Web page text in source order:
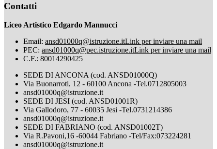
Contatti
Liceo Artistico Edgardo Mannucci
Email: ansd01000q@istruzione.itLink per inviare una mail
PEC: ansd01000q@pec.istruzione.itLink per inviare una mail
C.F.: 80014290425
SEDE DI ANCONA (cod. ANSD01000Q)
Via Buonarroti, 12 - 60100 Ancona -Tel.0712805003
ansd01000q@istruzione.it
SEDE DI JESI (cod. ANSD01001R)
Via Gallodoro, 77 - 60035 Jesi -Tel.0731214386
ansd01000q@istruzione.it
SEDE DI FABRIANO (cod. ANSD01002T)
Via R.Pavoni,16 -60044 Fabriano -Tel/Fax:073224281
ansd01000q@istruzione.it